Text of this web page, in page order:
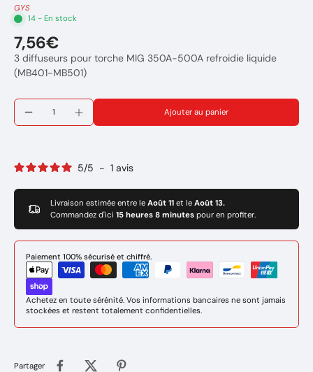
GYS
14 - En stock
7,56€
3 diffuseurs pour torche MIG 350A-500A refroidie liquide
(MB401-MB501)
Ajouter au panier
5/5 - 1 avis
Livraison estimée entre le Août 11 et le Août 13.
Commandez d'ici 15 heures 8 minutes pour en profiter.
Paiement 100% sécurisé et chiffré.
Achetez en toute sérénité. Vos informations bancaires ne sont jamais
stockées et restent totalement confidentielles.
Partager